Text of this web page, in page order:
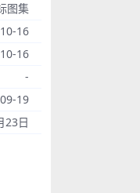
图集
16
16
-
19
23日